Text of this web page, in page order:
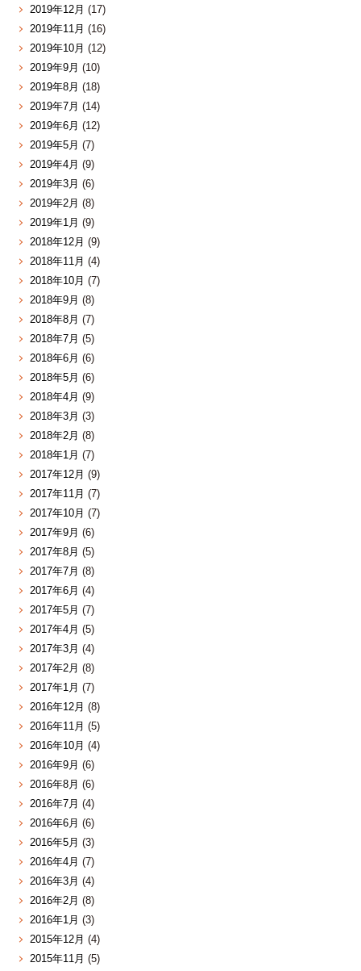
2019年12月 (17)
2019年11月 (16)
2019年10月 (12)
2019年9月 (10)
2019年8月 (18)
2019年7月 (14)
2019年6月 (12)
2019年5月 (7)
2019年4月 (9)
2019年3月 (6)
2019年2月 (8)
2019年1月 (9)
2018年12月 (9)
2018年11月 (4)
2018年10月 (7)
2018年9月 (8)
2018年8月 (7)
2018年7月 (5)
2018年6月 (6)
2018年5月 (6)
2018年4月 (9)
2018年3月 (3)
2018年2月 (8)
2018年1月 (7)
2017年12月 (9)
2017年11月 (7)
2017年10月 (7)
2017年9月 (6)
2017年8月 (5)
2017年7月 (8)
2017年6月 (4)
2017年5月 (7)
2017年4月 (5)
2017年3月 (4)
2017年2月 (8)
2017年1月 (7)
2016年12月 (8)
2016年11月 (5)
2016年10月 (4)
2016年9月 (6)
2016年8月 (6)
2016年7月 (4)
2016年6月 (6)
2016年5月 (3)
2016年4月 (7)
2016年3月 (4)
2016年2月 (8)
2016年1月 (3)
2015年12月 (4)
2015年11月 (5)